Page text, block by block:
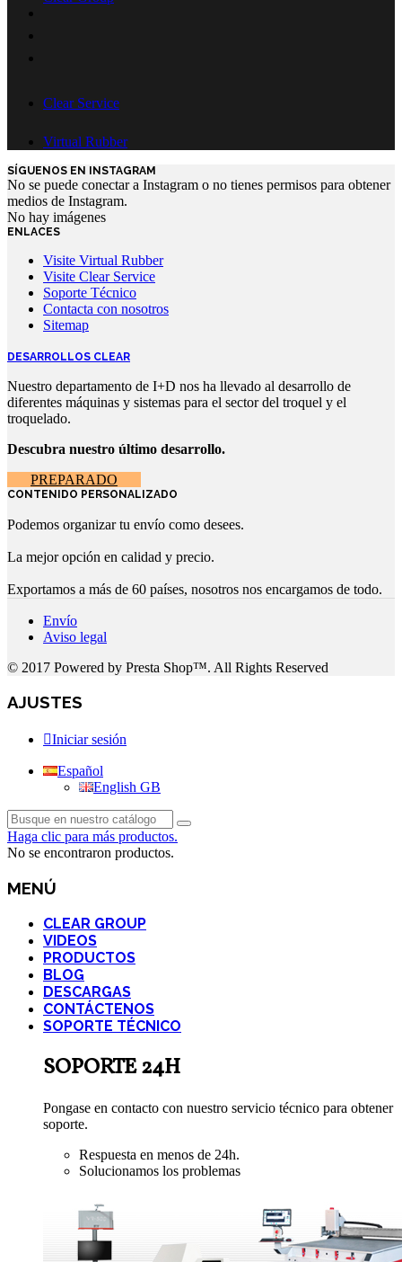
Clear Service
Virtual Rubber
SÍGUENOS EN INSTAGRAM
No se puede conectar a Instagram o no tienes permisos para obtener
medios de Instagram.
No hay imágenes
ENLACES
Visite Virtual Rubber
Visite Clear Service
Soporte Técnico
Contacta con nosotros
Sitemap
DESARROLLOS CLEAR
Nuestro departamento de I+D nos ha llevado al desarrollo de
diferentes máquinas y sistemas para el sector del troquel y el
troquelado.
Descubra nuestro último desarrollo.
PREPARADO
CONTENIDO PERSONALIZADO
Podemos organizar tu envío como desees.
La mejor opción en calidad y precio.
Exportamos a más de 60 países, nosotros nos encargamos de todo.
Envío
Aviso legal
© 2017 Powered by Presta Shop™. All Rights Reserved
AJUSTES
Iniciar sesión
Español
English GB
Haga clic para más productos.
No se encontraron productos.
MENÚ
CLEAR GROUP
VIDEOS
PRODUCTOS
BLOG
DESCARGAS
CONTÁCTENOS
SOPORTE TÉCNICO
SOPORTE 24H
Pongase en contacto con nuestro servicio técnico para obtener
soporte.
Respuesta en menos de 24h.
Solucionamos los problemas